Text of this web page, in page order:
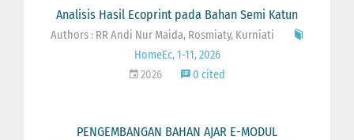
Analisis Hasil Ecoprint pada Bahan Semi Katun
Authors : RR Andi Nur Maida, Rosmiaty, Kurniati
HomeEc, 1-11, 2026
2026
0 cited
PENGEMBANGAN BAHAN AJAR E-MODUL